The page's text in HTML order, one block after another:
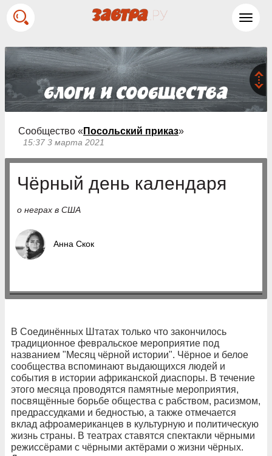
Сообщество « Посольский приказ»
15:37 3 марта 2021
Чёрный день календаря
о неграх в США
Анна Скок
В Соединённых Штатах только что закончилось
традиционное февральское мероприятие под
названием "Месяц чёрной истории". Чёрное и белое
сообщества вспоминают выдающихся людей и
события в истории африканской диаспоры. В течение
этого месяца проводятся памятные мероприятия,
посвящённые борьбе общества с рабством, расизмом,
предрассудками и бедностью, а также отмечается
вклад афроамериканцев в культурную и политическую
жизнь страны. В театрах ставятся спектакли чёрными
режиссёрами с чёрными актёрами о жизни чёрных.